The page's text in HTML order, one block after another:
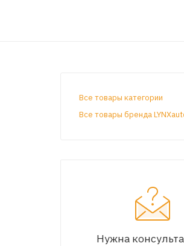
Все товары категории
Все товары бренда
Нужна